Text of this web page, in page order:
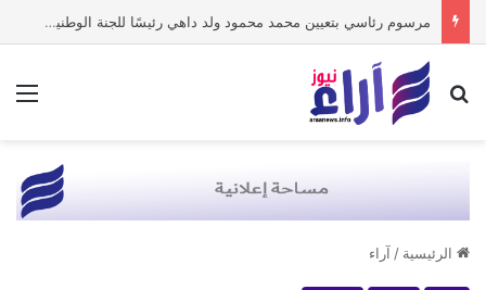
مرسوم رئاسي بتعيين محمد محمود ولد داهي رئيسًا للجنة الوطنية لحقوق الإنسان
بحث عن
الرئيسية / آراء